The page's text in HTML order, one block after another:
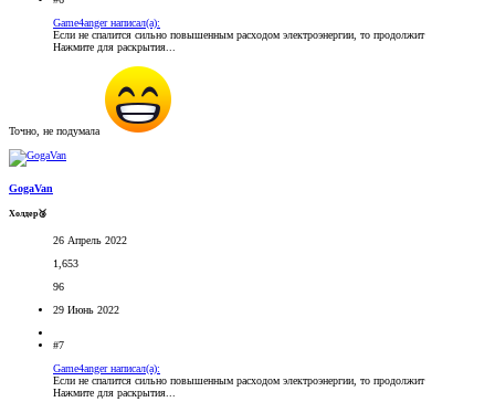
Game4anger написал(а):
Если не спалится сильно повышенным расходом электроэнергии, то продолжит
Нажмите для раскрытия...
Точно, не подумала
GogaVan
Холдер🥉
26 Апрель 2022
1,653
96
29 Июнь 2022
#7
Game4anger написал(а):
Если не спалится сильно повышенным расходом электроэнергии, то продолжит
Нажмите для раскрытия...